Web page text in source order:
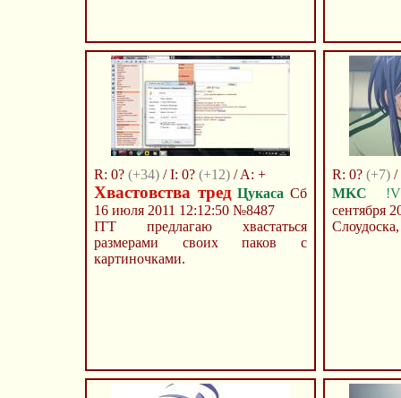
R: 0? (+34) / I: 0? (+12) / A: +
Хвастовства тред Цукаса Сб
16 июля 2011 12:12:50 №8487
ITT предлагаю хвастаться
размерами своих паков с
картиночками.
R: 0? (+7) /
MKC
сентября